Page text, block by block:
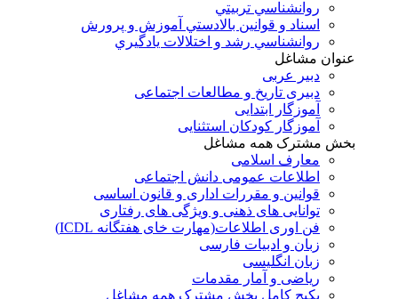
روانشناسي تربيتي
اسناد و قوانين بالادستي آموزش و پرورش
روانشناسي رشد و اختلالات يادگيري
عنوان مشاغل
دبير عربی
دبیری تاریخ و مطالعات اجتماعی
آموزگار ابتدایی
آموزگار کودکان استثنایی
بخش مشترک همه مشاغل
معارف اسلامی
اطلاعات عمومی دانش اجتماعی
قوانین و مقررات اداری و قانون اساسی
توانایی های ذهنی و ویژگی های رفتاری
فن اوری اطلاعات(مهارت خای هفتگانه ICDL)
زبان و ادبیات فارسی
زبان انگلیسی
ریاضی و آمار مقدمات
پکیج کامل بخش مشترک همه مشاغل